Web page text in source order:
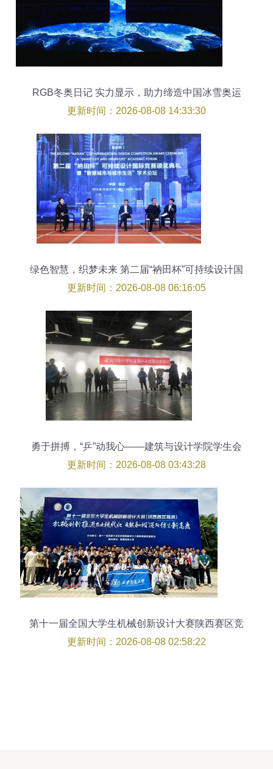
RGB冬奥日记 实力显示，助力缔造中国冰雪奥运
奇迹！
更新时间：2026-08-08 14:33:30
绿色智慧，织梦未来 第二届“衲田杯”可持续设计国
际竞赛颁奖典礼暨赛事策划全记录
更新时间：2026-08-08 06:16:05
勇于拼搏，“乒”动我心——建筑与设计学院学生会
首届趣味乒乓球赛策划
更新时间：2026-08-08 03:43:28
第十一届全国大学生机械创新设计大赛陕西赛区竞
赛圆满落幕，西安交大学子再创佳绩
更新时间：2026-08-08 02:58:22